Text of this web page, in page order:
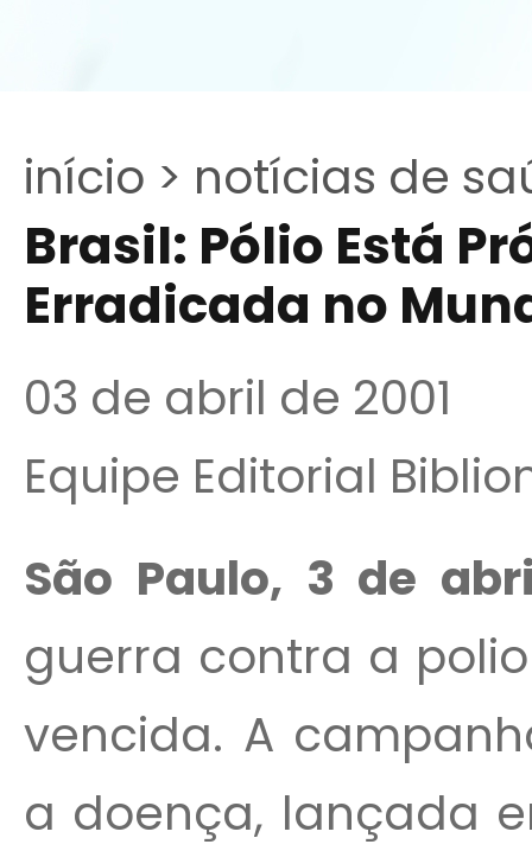
início > notícias de
Brasil: Pólio Está
Erradicada no
03 de abril de 2001
Equipe Editorial
São Paulo, 3 de
guerra contra a
vencida. A
a doença, lançada